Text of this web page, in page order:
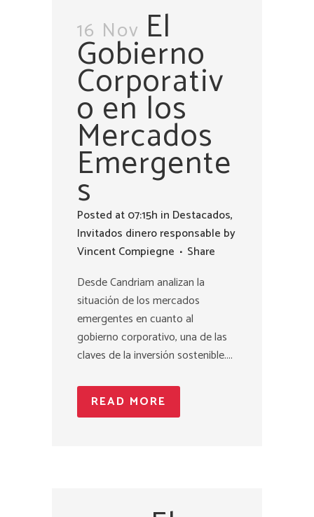
16 Nov El
Gobierno
Corporativ
o en los
Mercados
Emergente
s
Posted at 07:15h in Destacados,
Invitados dinero responsable by
Vincent Compiegne
Share
Desde Candriam analizan la
situación de los mercados
emergentes en cuanto al
gobierno corporativo, una de las
claves de la inversión sostenible....
READ MORE